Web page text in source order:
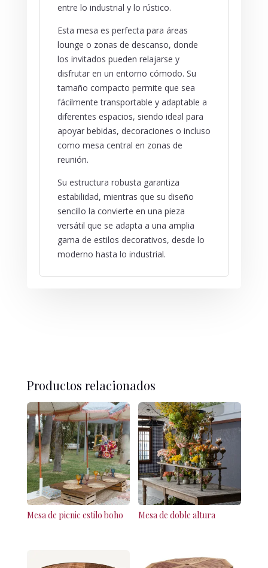
entre lo industrial y lo rústico.
Esta mesa es perfecta para áreas
lounge o zonas de descanso, donde
los invitados pueden relajarse y
disfrutar en un entorno cómodo. Su
tamaño compacto permite que sea
fácilmente transportable y adaptable a
diferentes espacios, siendo ideal para
apoyar bebidas, decoraciones o incluso
como mesa central en zonas de
reunión.
Su estructura robusta garantiza
estabilidad, mientras que su diseño
sencillo la convierte en una pieza
versátil que se adapta a una amplia
gama de estilos decorativos, desde lo
moderno hasta lo industrial.
Productos relacionados
Mesa de picnic estilo boho Mesa de doble altura